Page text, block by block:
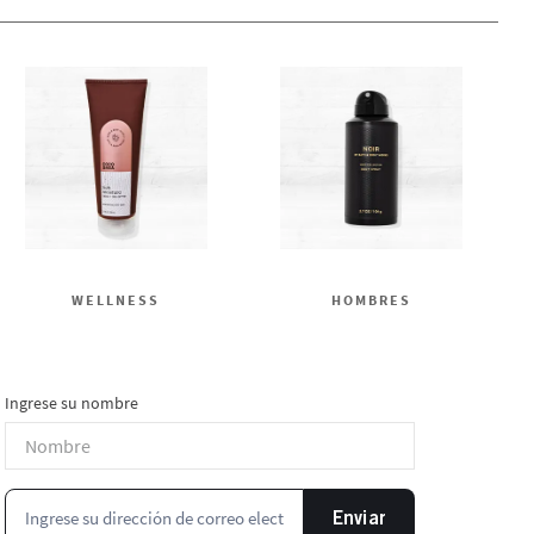
WELLNESS HOMBRES
Ingrese su nombre
Enviar